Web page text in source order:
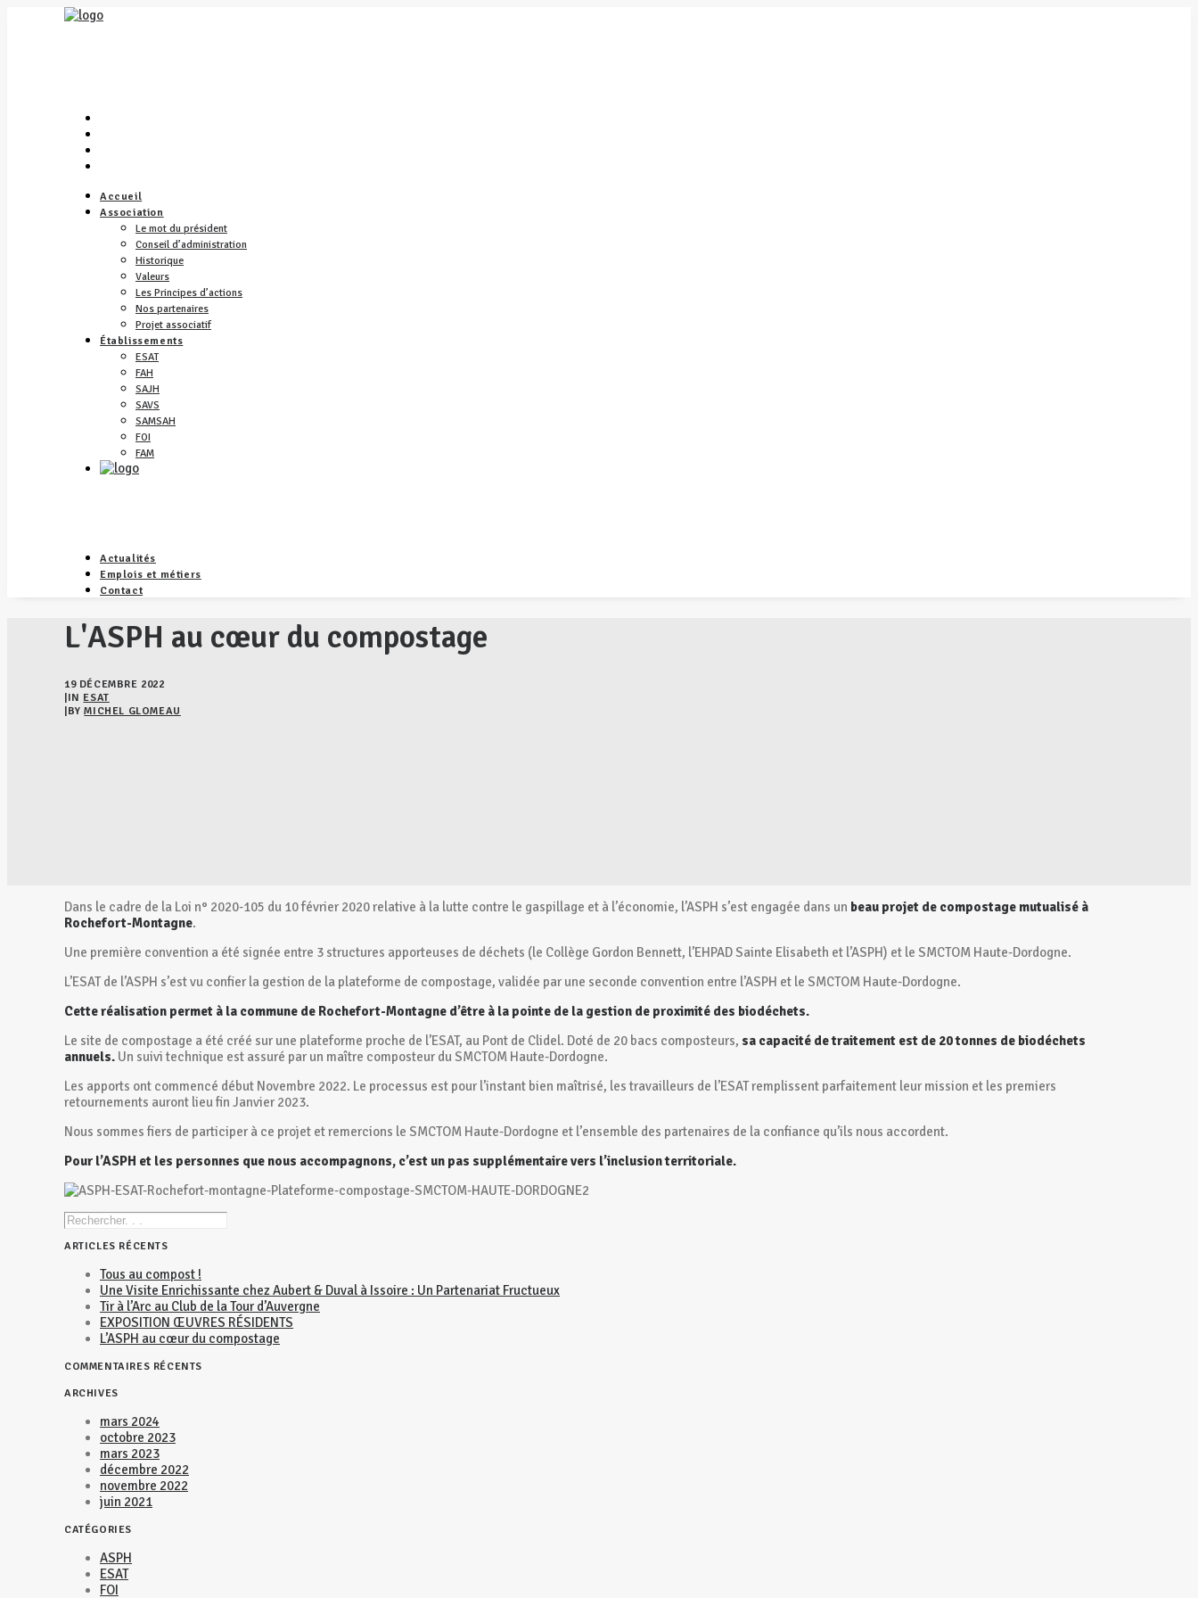
Accueil
Association
Le mot du président
Conseil d’administration
Historique
Valeurs
Les Principes d’actions
Nos partenaires
Projet associatif
Établissements
ESAT
FAH
SAJH
SAVS
SAMSAH
FOI
FAM
Actualités
Emplois et métiers
Contact
L'ASPH au cœur du compostage
19 DÉCEMBRE 2022
IN ESAT
BYMICHEL GLOMEAU
Dans le cadre de la Loi n° 2020-105 du 10 février 2020 relative à la lutte contre le gaspillage et à l’économie, l’ASPH s’est engagée dans un beau projet de compostage mutualisé à
Rochefort-Montagne.
Une première convention a été signée entre 3 structures apporteuses de déchets (le Collège Gordon Bennett, l’EHPAD Sainte Elisabeth et l’ASPH) et le SMCTOM Haute-Dordogne.
L’ESAT de l’ASPH s’est vu confier la gestion de la plateforme de compostage, validée par une seconde convention entre l’ASPH et le SMCTOM Haute-Dordogne.
Cette réalisation permet à la commune de Rochefort-Montagne d’être à la pointe de la gestion de proximité des biodéchets.
Le site de compostage a été créé sur une plateforme proche de l’ESAT, au Pont de Clidel. Doté de 20 bacs composteurs, sa capacité de traitement est de 20 tonnes de biodéchets
annuels. Un suivi technique est assuré par un maître composteur du SMCTOM Haute-Dordogne.
Les apports ont commencé début Novembre 2022. Le processus est pour l’instant bien maîtrisé, les travailleurs de l’ESAT remplissent parfaitement leur mission et les premiers
retournements auront lieu fin Janvier 2023.
Nous sommes fiers de participer à ce projet et remercions le SMCTOM Haute-Dordogne et l’ensemble des partenaires de la confiance qu’ils nous accordent.
Pour l’ASPH et les personnes que nous accompagnons, c’est un pas supplémentaire vers l’inclusion territoriale.
ARTICLES RÉCENTS
Tous au compost !
Une Visite Enrichissante chez Aubert & Duval à Issoire : Un Partenariat Fructueux
Tir à l’Arc au Club de la Tour d’Auvergne
EXPOSITION ŒUVRES RÉSIDENTS
L’ASPH au cœur du compostage
COMMENTAIRES RÉCENTS
ARCHIVES
mars 2024
octobre 2023
mars 2023
décembre 2022
novembre 2022
juin 2021
CATÉGORIES
ASPH
ESAT
FOI